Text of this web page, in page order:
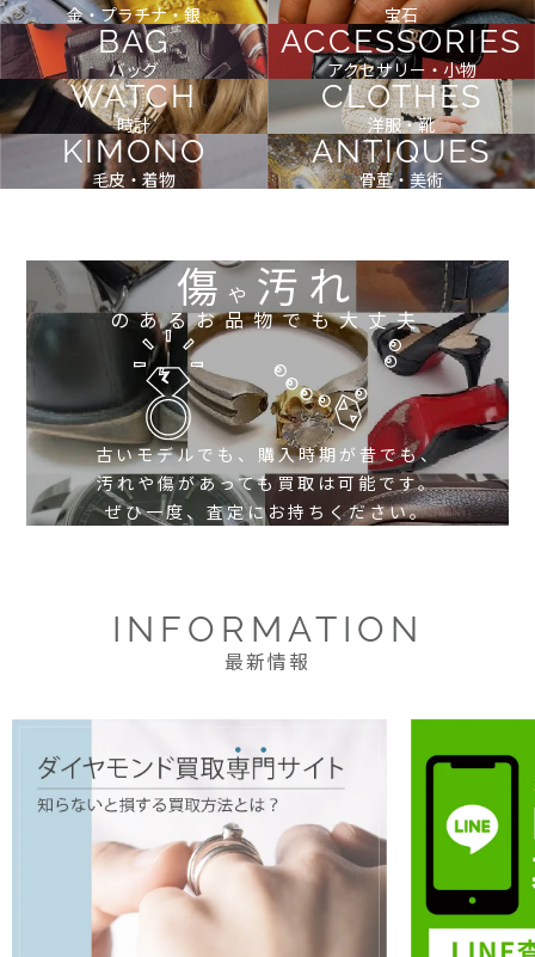
金・プラチナ・銀 宝石
BAG
バッグ
ACCESSORIES
アクセサリー・小物
WATCH
時計
CLOTHES
洋服・靴
KIMONO
毛皮・着物
ANTIQUES
骨董・美術
傷や 汚れ
のあるお品物でも大丈夫
古いモデルでも、購入時期が昔でも、
汚れや傷があっても買取は可能です。
ぜひ一度、査定にお持ちください。
INFORMATION
最新情報